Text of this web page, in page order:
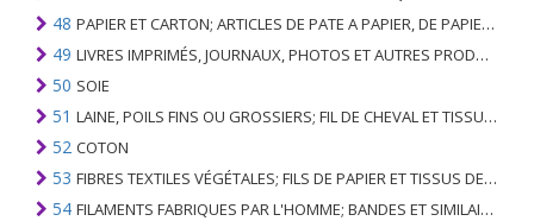
48 PAPIER ET CARTON; ARTICLES DE PATE A PAPIER, DE PAPIER OU DE CARTON
49 LIVRES IMPRIMÉS, JOURNAUX, PHOTOS ET AUTRES PRODUITS DE L'INDUSTRIE DE L'IMPRIMERIE; MANUSCRITS, TYPESCRIPTS ET PLANS
50 SOIE
51 LAINE, POILS FINS OU GROSSIERS; FIL DE CHEVAL ET TISSU TISSÉ
52 COTON
53 FIBRES TEXTILES VÉGÉTALES; FILS DE PAPIER ET TISSUS DE FILS DE PAPIER
54 FILAMENTS FABRIQUES PAR L'HOMME; BANDES ET SIMILAIRES DE MATIERES TEXTILES SYNTHETIQUES